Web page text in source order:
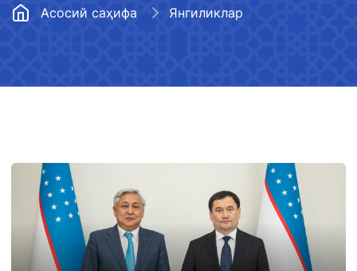
Асосий саҳифа Янгиликлар